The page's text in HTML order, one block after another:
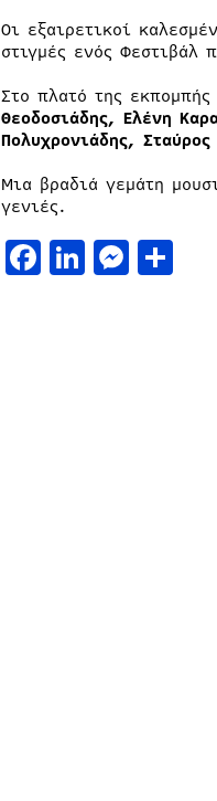
Οι εξαιρετικοί
στιγμές ενός Φεστιβάλ
Στο πλατό της εκπομπής
Θεοδοσιάδης, Ελένη
Πολυχρονιάδης,
Μια βραδιά γεμάτη
γενιές.
Facebook
LinkedIn